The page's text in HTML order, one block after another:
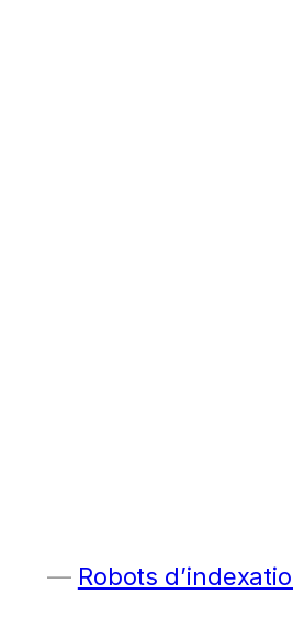
Robots